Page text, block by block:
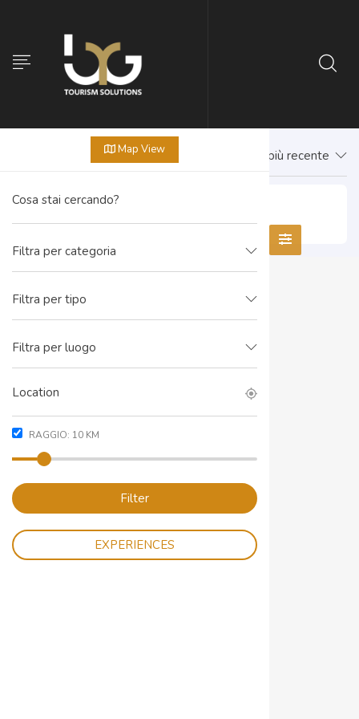
Map View
Filtra per categoria
Filtra per tipo
Filtra per luogo
RAGGIO: 10 KM
Filter
EXPERIENCES
Prima il più recente
Cascata Gorg d’Abiss